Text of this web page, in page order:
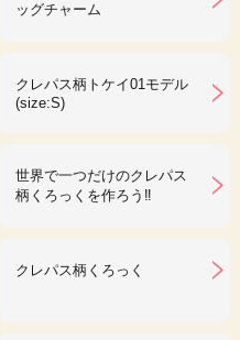
ッグチャーム
クレパス柄トケイ01モデル
(size:S)
世界で一つだけのクレパス
柄くろっくを作ろう‼︎
クレパス柄くろっく